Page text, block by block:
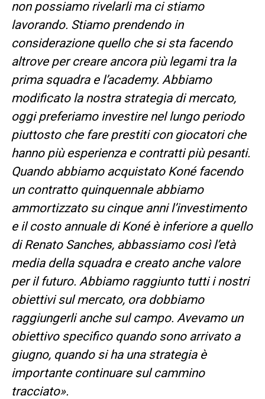
non possiamo rivelarli ma ci stiamo
lavorando. Stiamo prendendo in
considerazione quello che si sta facendo
altrove per creare ancora più legami tra la
prima squadra e l’academy. Abbiamo
modificato la nostra strategia di mercato,
oggi preferiamo investire nel lungo periodo
piuttosto che fare prestiti con giocatori che
hanno più esperienza e contratti più pesanti.
Quando abbiamo acquistato Koné facendo
un contratto quinquennale abbiamo
ammortizzato su cinque anni l’investimento
e il costo annuale di Koné è inferiore a quello
di Renato Sanches, abbassiamo così l’età
media della squadra e creato anche valore
per il futuro. Abbiamo raggiunto tutti i nostri
obiettivi sul mercato, ora dobbiamo
raggiungerli anche sul campo. Avevamo un
obiettivo specifico quando sono arrivato a
giugno, quando si ha una strategia è
importante continuare sul cammino
tracciato».